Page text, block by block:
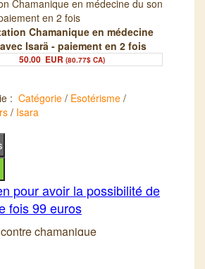
Chamanique en médecine
Isarä - paiement en 2 fois
50.00 EUR (80.77$ CA)
: Catégorie / Esotérisme /
/ Isara
pour avoir la possibilité de
fois 99 euros
chamanique
Isarä